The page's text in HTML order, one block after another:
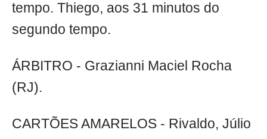
tempo. Thiego, aos 31 minutos do
segundo tempo.
ÁRBITRO - Grazianni Maciel Rocha
(RJ).
CARTÕES AMARELOS - Rivaldo, Júlio